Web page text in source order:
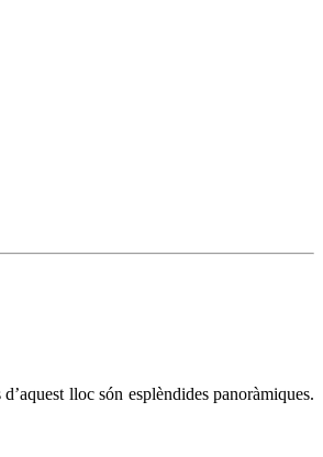
lloc són esplèndides panoràmiques.